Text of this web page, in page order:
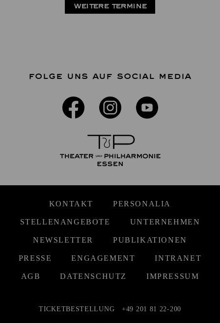
WEITERE TERMINE
FOLGE UNS AUF SOCIAL MEDIA
KONTAKT PERSONALIA
STELLENANGEBOTE UNTERNEHMEN
NEWSLETTER PUBLIKATIONEN
PRESSE ENGAGEMENT INTRANET
AGB DATENSCHUTZ IMPRESSUM
TICKETBESTELLUNG +49 201 81 22-200